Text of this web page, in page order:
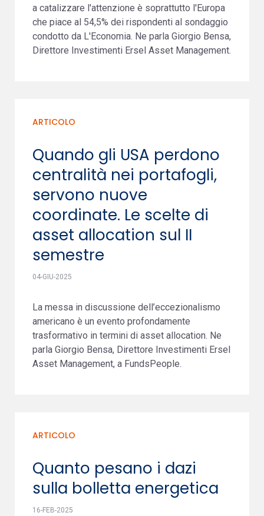
a catalizzare l'attenzione è soprattutto l'Europa
che piace al 54,5% dei rispondenti al sondaggio
condotto da L'Economia. Ne parla Giorgio Bensa,
Direttore Investimenti Ersel Asset Management.
ARTICOLO
Quando gli USA perdono
centralità nei portafogli,
servono nuove
coordinate. Le scelte di
asset allocation sul II
semestre
04-GIU-2025
La messa in discussione dell’eccezionalismo
americano è un evento profondamente
trasformativo in termini di asset allocation. Ne
parla Giorgio Bensa, Direttore Investimenti Ersel
Asset Management, a FundsPeople.
ARTICOLO
Quanto pesano i dazi
sulla bolletta energetica
16-FEB-2025